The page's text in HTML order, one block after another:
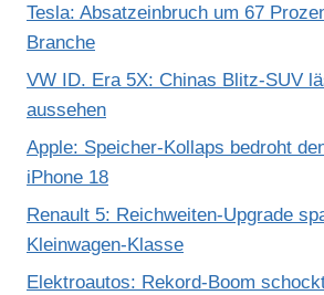
e
n
e
e
Tesla: Absatzeinbruch um 67
Branche
VW ID. Era 5X: Chinas Blitz-SUV
aussehen
Apple: Speicher-Kollaps bedroht
iPhone 18
Renault 5: Reichweiten-Upgrade
Kleinwagen-Klasse
Elektroautos: Rekord-Boom